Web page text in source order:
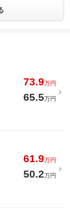
73.9万円
65.5万円
61.9万円
50.2万円